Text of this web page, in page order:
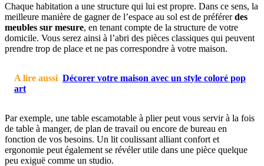
Chaque habitation a une structure qui lui est propre. Dans ce sens, la
meilleure manière de gagner de l’espace au sol est de préférerdes
meubles sur mesure, en tenant compte de la structure de votre
domicile. Vous serez ainsi à l’abri des pièces classiques qui peuvent
prendre trop de place et ne pas correspondre à votre maison.
A lire aussi Décorer votre maison avec un style coloré pop
art
Par exemple, une table escamotable à plier peut vous servir à la fois
de table à manger, de plan de travail ou encore de bureau en
fonction de vos besoins. Un lit coulissant alliant confort et
ergonomie peut également se révéler utile dans une pièce quelque
peu exiguë comme un studio.